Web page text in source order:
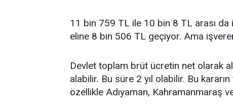
11 bin 759 TL ile 10 bin 8 TL arası da
eline 8 bin 506 TL geçiyor. Ama
Devlet toplam brüt ücretin net olarak
alabilir. Bu süre 2 yıl olabilir. Bu
özellikle Adıyaman, Kahramanmaraş